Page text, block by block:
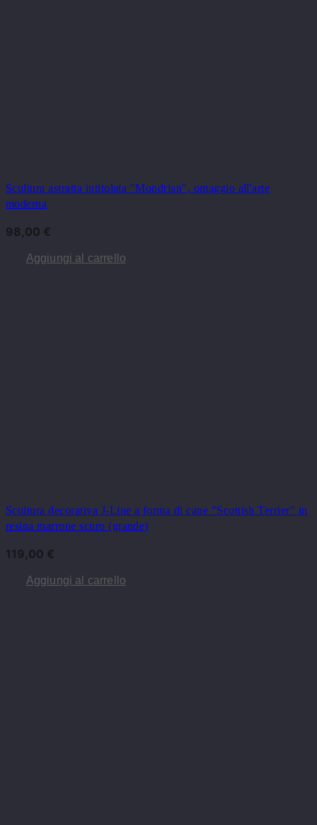
Scultura astratta intitolata "Mondrian", omaggio all'arte
moderna
98,00 €
Aggiungi al carrello
Scultura decorativa J-Line a forma di cane "Scottish Terrier" in
resina marrone scuro (grande)
119,00 €
Aggiungi al carrello